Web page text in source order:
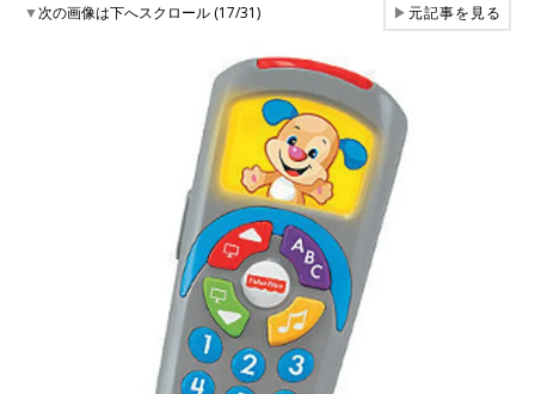
▼次の画像は下へスクロール (17/31) ▶元記事を見る